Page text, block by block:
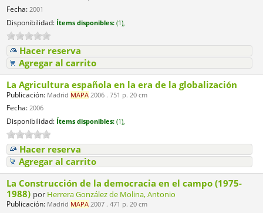
Fecha: 2001
Disponibilidad: Ítems disponibles: (1),
Hacer reserva
Agregar al carrito
La Agricultura española en la era de la globalización
Publicación: Madrid MAPA 2006 . 751 p. 20 cm
Fecha: 2006
Disponibilidad: Ítems disponibles: (1),
Hacer reserva
Agregar al carrito
La Construcción de la democracia en el campo (1975-
1988) por Herrera González de Molina, Antonio
Publicación: Madrid MAPA 2007 . 471 p. 20 cm